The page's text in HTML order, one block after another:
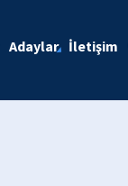
Adaylar İletişim